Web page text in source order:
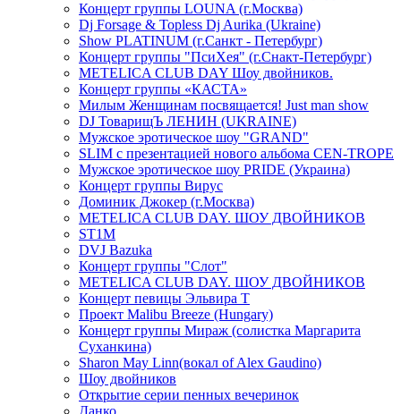
Концерт группы LOUNA (г.Москва)
Dj Forsage & Topless Dj Aurika (Ukraine)
Show PLATINUM (г.Санкт - Петербург)
Концерт группы "ПсиХея" (г.Снакт-Петербург)
METELICA CLUB DAY Шоу двойников.
Концерт группы «КАСТА»
Милым Женщинам посвящается! Just man show
DJ ТоварищЪ ЛЕНИН (UKRAINE)
Мужское эротическое шоу "GRAND"
SLIM с презентацией нового альбома CEN-TROPE
Мужское эротическое шоу PRIDE (Украина)
Концерт группы Вирус
Доминик Джокер (г.Москва)
METELICA CLUB DAY. ШОУ ДВОЙНИКОВ
ST1M
DVJ Bazuka
Концерт группы "Слот"
METELICA CLUB DAY. ШОУ ДВОЙНИКОВ
Концерт певицы Эльвира Т
Проект Malibu Breeze (Hungary)
Концерт группы Мираж (солистка Маргарита
Суханкина)
Sharon May Linn(вокал of Alex Gaudino)
Шоу двойников
Открытие серии пенных вечеринок
Данко